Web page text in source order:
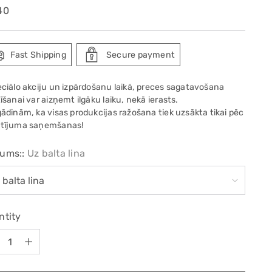
Fast Shipping Secure payment
akciju un izpārdošanu laikā, preces sagatavošana
var aizņemt ilgāku laiku, nekā ierasts.
ka visas produkcijas ražošana tiek uzsākta tikai pēc
saņemšanas!
Uz balta lina